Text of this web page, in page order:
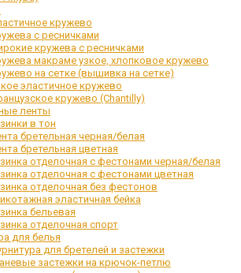
кружево
с ресничками
кружева с ресничками
макраме узкое, хлопковое кружево
на сетке (вышивка на сетке)
эластичное кружево
кружево (Chantilly)
ленты
в тон
бретельная черная/белая
бретельная цветная
отделочная с фестонами черная/белая
отделочная с фестонами цветная
отделочная без фестонов
эластичная бейка
бельевая
отделочная спорт
для белья
для бретелей и застежки
застежки на крючок-петлю